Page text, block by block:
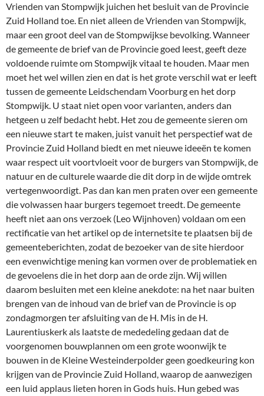
Vrienden van Stompwijk juichen het besluit van de Provincie
Zuid Holland toe. En niet alleen de Vrienden van Stompwijk,
maar een groot deel van de Stompwijkse bevolking. Wanneer
de gemeente de brief van de Provincie goed leest, geeft deze
voldoende ruimte om Stompwijk vitaal te houden. Maar men
moet het wel willen zien en dat is het grote verschil wat er leeft
tussen de gemeente Leidschendam Voorburg en het dorp
Stompwijk. U staat niet open voor varianten, anders dan
hetgeen u zelf bedacht hebt. Het zou de gemeente sieren om
een nieuwe start te maken, juist vanuit het perspectief wat de
Provincie Zuid Holland biedt en met nieuwe ideeën te komen
waar respect uit voortvloeit voor de burgers van Stompwijk, de
natuur en de culturele waarde die dit dorp in de wijde omtrek
vertegenwoordigt. Pas dan kan men praten over een gemeente
die volwassen haar burgers tegemoet treedt. De gemeente
heeft niet aan ons verzoek (Leo Wijnhoven) voldaan om een
rectificatie van het artikel op de internetsite te plaatsen bij de
gemeenteberichten, zodat de bezoeker van de site hierdoor
een evenwichtige mening kan vormen over de problematiek en
de gevoelens die in het dorp aan de orde zijn. Wij willen
daarom besluiten met een kleine anekdote: na het naar buiten
brengen van de inhoud van de brief van de Provincie is op
zondagmorgen ter afsluiting van de H. Mis in de H.
Laurentiuskerk als laatste de mededeling gedaan dat de
voorgenomen bouwplannen om een grote woonwijk te
bouwen in de Kleine Westeinderpolder geen goedkeuring kon
krijgen van de Provincie Zuid Holland, waarop de aanwezigen
een luid applaus lieten horen in Gods huis. Hun gebed was